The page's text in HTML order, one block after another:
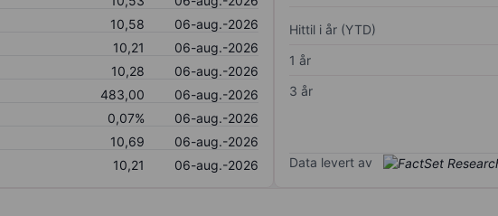
10,58
06-aug.-2026
10,21
06-aug.-2026
10,28
06-aug.-2026
483,00
06-aug.-2026
0,07%
06-aug.-2026
10,69
06-aug.-2026
10,21 06-aug.-2026
Hittil i år (YTD)
1 år
3 år
Data levert av